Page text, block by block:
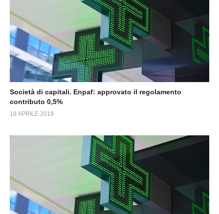
Società di capitali. Enpaf: approvato il regolamento
contributo 0,5%
18 APRILE 2019